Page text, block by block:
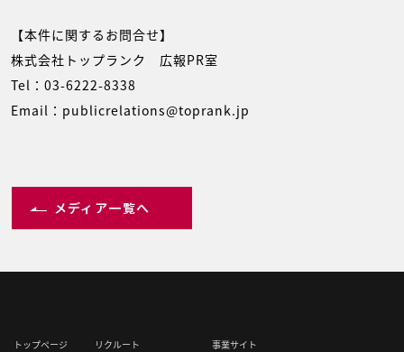
【本件に関するお問合せ】
株式会社トップランク 広報PR室
Tel：03-6222-8338
Email：publicrelations@toprank.jp
メディア一覧へ
トップページ
リクルート
事業サイト